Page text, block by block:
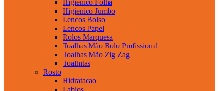
Higienico Folha
Higienico Jumbo
Lencos Bolso
Lencos Papel
Rolos Marquesa
Toalhas Mão Rolo Profissional
Toalhas Mão Zig Zag
Toalhitas
Rosto
Hidratacao
Labios